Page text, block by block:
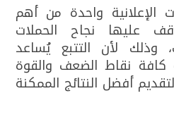
الإعلانية واحدة من أهم
عليها نجاح الحملات
وذلك لأن التتبع يُساعد
نقاط الضعف والقوة
أفضل النتائج الممكنة